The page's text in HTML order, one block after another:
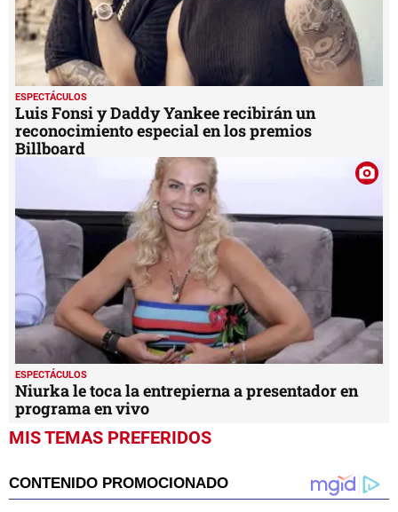
ESPECTÁCULOS
Luis Fonsi y Daddy Yankee recibirán un
reconocimiento especial en los premios
Billboard
ESPECTÁCULOS
Niurka le toca la entrepierna a presentador en
programa en vivo
MIS TEMAS PREFERIDOS